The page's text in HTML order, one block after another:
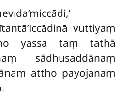
vuttiyaṃ
yassa taṃ tathā
sādhusaddānaṃ
attho payojanaṃ